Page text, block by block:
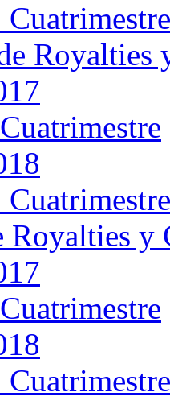
Cuatrimestre
Royalties
Cuatrimestre
Royalties y
Cuatrimestre